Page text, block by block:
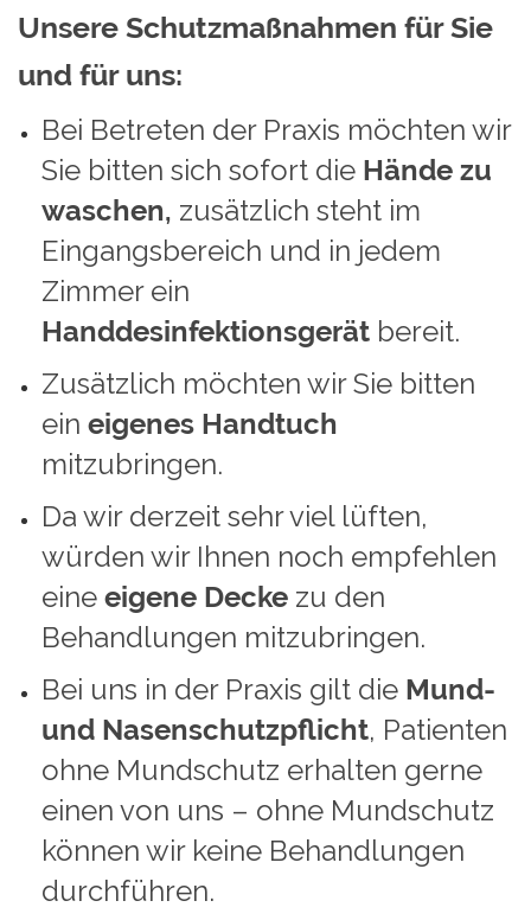
Unsere Schutzmaßnahmen für Sie
und für uns:
Bei Betreten der Praxis möchten wir
Sie bitten sich sofort die Hände zu
waschen, zusätzlich steht im
Eingangsbereich und in jedem
Zimmer ein
Handdesinfektionsgerät bereit.
Zusätzlich möchten wir Sie bitten
ein eigenes Handtuch
mitzubringen.
Da wir derzeit sehr viel lüften,
würden wir Ihnen noch empfehlen
eine eigene Decke zu den
Behandlungen mitzubringen.
Bei uns in der Praxis gilt die Mund-
und Nasenschutzpflicht, Patienten
ohne Mundschutz erhalten gerne
einen von uns – ohne Mundschutz
können wir keine Behandlungen
durchführen.